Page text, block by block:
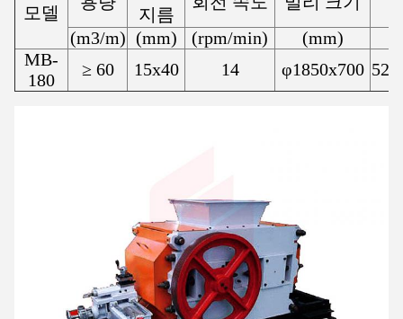
모델 지름
(m3/m) (mm) (rpm/min)
(mm)
MB-
180
≥ 60 15x40 14 φ1850x700